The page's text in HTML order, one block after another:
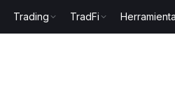
Trading TradFi